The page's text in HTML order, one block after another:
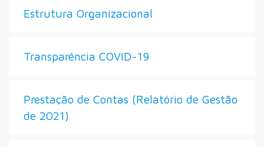
Estrutura Organizacional
Transparência COVID-19
Prestação de Contas (Relatório de Gestão
de 2021)